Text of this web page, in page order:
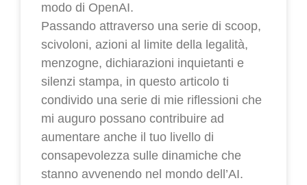
modo di OpenAI.
Passando attraverso una serie di scoop,
scivoloni, azioni al limite della legalità,
menzogne, dichiarazioni inquietanti e
silenzi stampa, in questo articolo ti
condivido una serie di mie riflessioni che
mi auguro possano contribuire ad
aumentare anche il tuo livello di
consapevolezza sulle dinamiche che
stanno avvenendo nel mondo dell’AI.